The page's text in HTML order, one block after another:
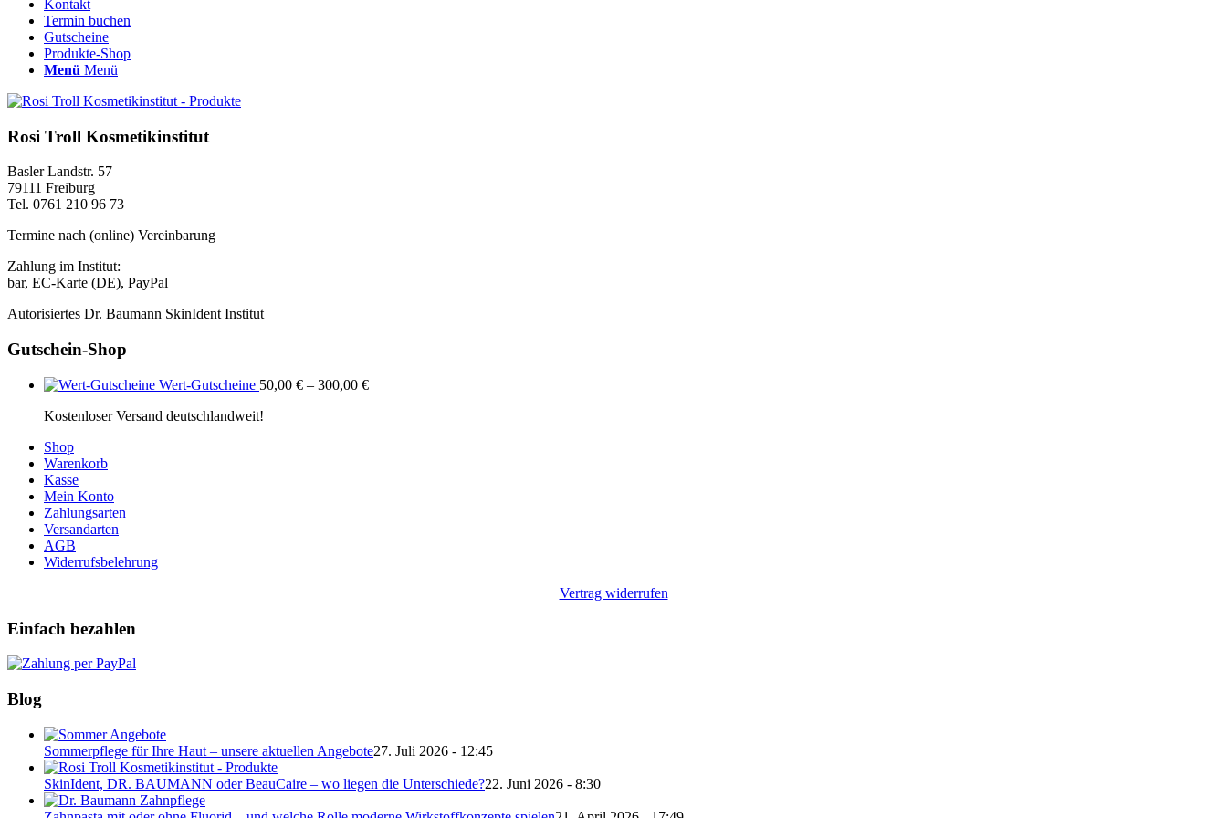
Kontakt
Termin buchen
Gutscheine
Produkte-Shop
Menü Menü
Rosi Troll Kosmetikinstitut
Basler Landstr. 57
79111 Freiburg
Tel. 0761 210 96 73
Termine nach (online) Vereinbarung
Zahlung im Institut:
bar, EC-Karte (DE), PayPal
Autorisiertes Dr. Baumann SkinIdent Institut
Gutschein-Shop
Wert-Gutscheine 50,00 € – 300,00 €
Kostenloser Versand deutschlandweit!
Shop
Warenkorb
Kasse
Mein Konto
Zahlungsarten
Versandarten
AGB
Widerrufsbelehrung
Vertrag widerrufen
Einfach bezahlen
Blog
Sommerpflege für Ihre Haut – unsere aktuellen Angebote27. Juli 2026 - 12:45
SkinIdent, DR. BAUMANN oder BeauCaire – wo liegen die Unterschiede?22. Juni 2026 - 8:30